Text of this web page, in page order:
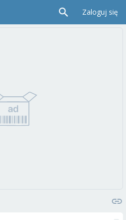
Zaloguj się